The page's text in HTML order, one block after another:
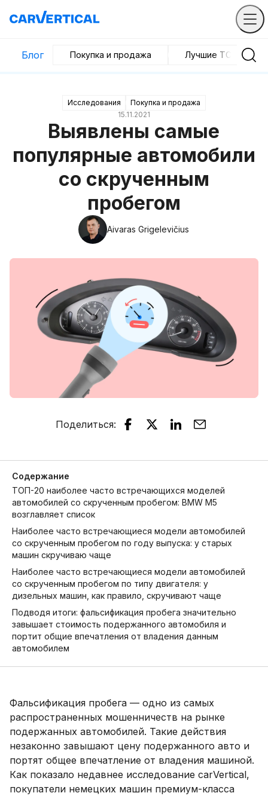
Блог Покупка и продажа Лучшие ТС
Исследования
Покупка и продажа
15.11.2021
Выявлены самые
популярные автомобили
со скрученным
пробегом
Aivaras Grigelevičius
Поделиться:
Содержание
ТОП-20 наиболее часто встречающихся моделей
автомобилей со скрученным пробегом: BMW M5
возглавляет список
Наиболее часто встречающиеся модели автомобилей
со скрученным пробегом по году выпуска: у старых
машин скручиваю чаще
Наиболее часто встречающиеся модели автомобилей
со скрученным пробегом по типу двигателя: у
дизельных машин, как правило, скручивают чаще
Подводя итоги: фальсификация пробега значительно
завышает стоимость подержанного автомобиля и
портит общие впечатления от владения данным
автомобилем
Фальсификация пробега — одно из самых
распространенных мошенничеств на рынке
подержанных автомобилей. Такие действия
незаконно завышают цену подержанного авто и
портят общее впечатление от владения машиной.
Как показало недавнее исследование carVertical,
покупатели немецких машин премиум-класса